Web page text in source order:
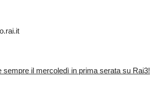
sempre il mercoledì in prima serata su Rai3!